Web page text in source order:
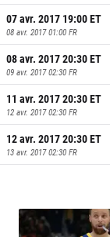
07 avr. 2017 19:00ET
08 avr. 2017 01:00 FR
08 avr. 2017 20:30ET
09 avr. 2017 02:30 FR
11 avr. 2017 20:30ET
12 avr. 2017 02:30 FR
12 avr. 2017 20:30ET
13 avr. 2017 02:30 FR